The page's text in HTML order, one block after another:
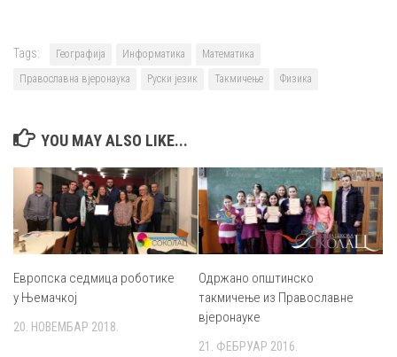
Tags: Географија Информатика
Математика
Православна вјеронаука
Руски језик Такмичење Физика
YOU MAY ALSO LIKE...
Европска седмица роботике
у Њемачкој
20. НОВЕМБАР 2018.
Одржано општинско
такмичење из Православне
вјеронауке
21. ФЕБРУАР 2016.